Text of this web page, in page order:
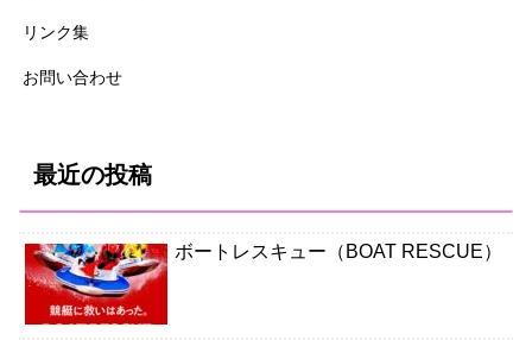
リンク集
お問い合わせ
最近の投稿
ボートレスキュー（BOAT RESCUE）